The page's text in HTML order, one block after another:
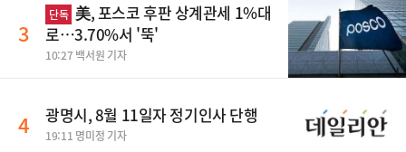
3
단독 美, 포스코 후판 상계관세 1%대
로…3.70%서 '뚝'
10:27 백서원 기자
4 광명시, 8월 11일자 정기인사 단행
19:11 명미정 기자